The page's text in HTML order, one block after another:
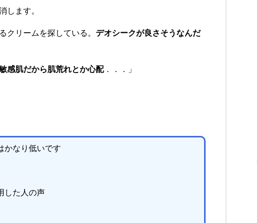
します。
クリームを探している。 デオシークが良さそうなんだ
感肌だから肌荒れとか心配．．．」
かなり低いです
した人の声